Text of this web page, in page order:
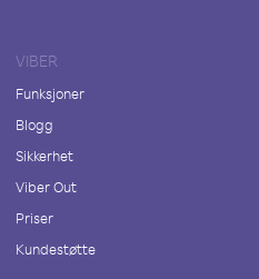
VIBER
Funksjoner
Blogg
Sikkerhet
Viber Out
Priser
Kundestøtte